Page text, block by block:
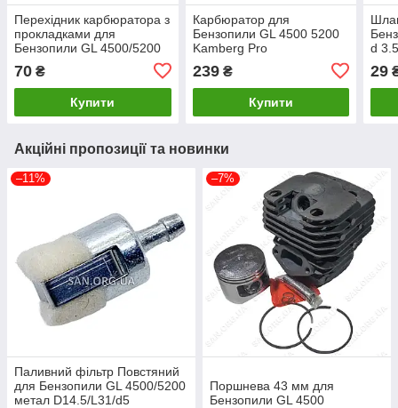
Перехідник карбюратора з
прокладками для
Бензопили GL 4500/5200
70 ₴
Купити
Карбюратор для
Бензопили GL 4500 5200
Kamberg Pro
239₴
Купити
d
29
Акційні пропозиції та новинки
–11%
Паливний фільтр Повстяний
для Бензопили GL 4500/5200
метал D14.5/L31/d5
–7%
Поршнева 43 мм для
Бензопили GL 4500